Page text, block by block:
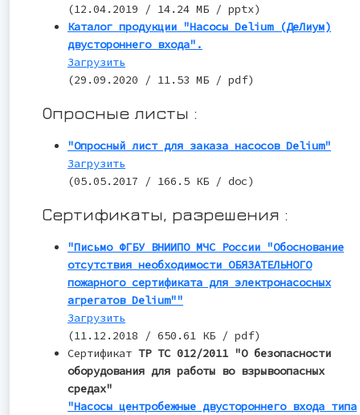
(12.04.2019 / 14.24 МБ / pptx)
Каталог продукции "Насосы Delium (ДеЛиум)
двустороннего входа".
Загрузить
(29.09.2020 / 11.53 МБ / pdf)
Опросные листы :
"Опросный лист для заказа насосов Delium"
Загрузить
(05.05.2017 / 166.5 КБ / doc)
Сертификаты, разрешения :
"Письмо ФГБУ ВНИИПО МЧС России "Обоснование
отсутствия необходимости ОБЯЗАТЕЛЬНОГО
пожарного сертификата для электронасосных
агрегатов Delium""
Загрузить
(11.12.2018 / 650.61 КБ / pdf)
Сертификат ТР ТС 012/2011 "О безопасности
оборудования для работы во взрывоопасных
средах"
"Насосы центробежные двустороннего входа типа